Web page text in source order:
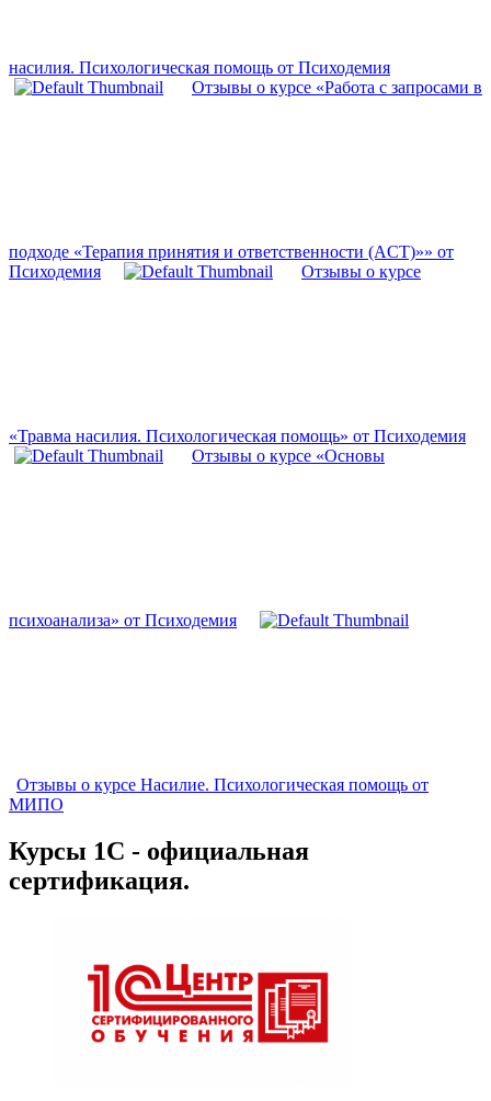
насилия. Психологическая помощь от Психодемия
Отзывы о курсе «Работа с запросами в
подходе «Терапия принятия и ответственности (ACT)»» от
Психодемия
Отзывы о курсе
«Травма насилия. Психологическая помощь» от Психодемия
Отзывы о курсе «Основы
психоанализа» от Психодемия
Отзывы о курсе Насилие. Психологическая помощь от
МИПО
Курсы 1С - официальная
сертификация.